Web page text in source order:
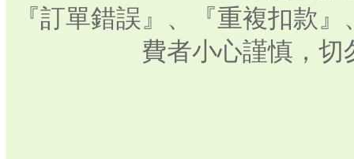
『訂單錯誤』、『重複扣款
費者小心謹慎，